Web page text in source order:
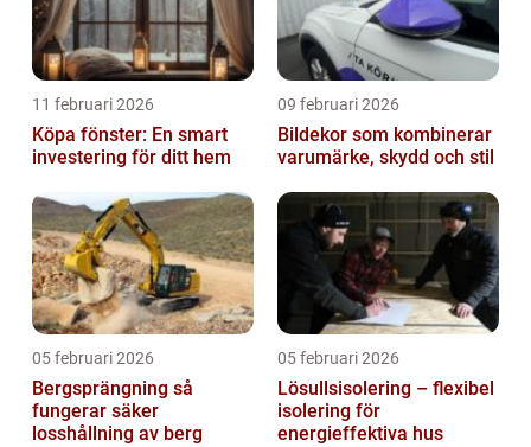
11 februari 2026
Köpa fönster: En smart
investering för ditt hem
09 februari 2026
Bildekor som kombinerar
varumärke, skydd och stil
05 februari 2026
Bergsprängning så
fungerar säker
losshållning av berg
05 februari 2026
Lösullsisolering – flexibel
isolering för
energieffektiva hus